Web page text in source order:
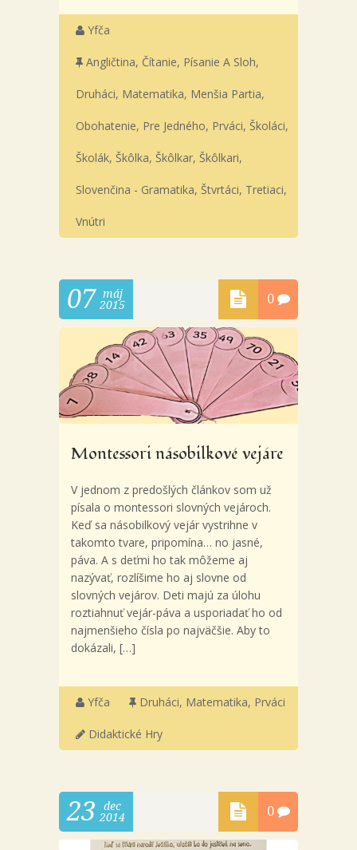
Yfča
Angličtina, Čítanie, Písanie A Sloh,
Druháci, Matematika, Menšia Partia,
Obohatenie, Pre Jedného, Prváci, Školáci,
Školák, Škôlka, Škôlkar, Škôlkari,
Slovenčina - Gramatika, Štvrtáci, Tretiaci,
Vnútri
07
máj
2015
0
Montessori násobilkové vejáre
V jednom z predošlých článkov som už
písala o montessori slovných vejároch.
Keď sa násobilkový vejár vystrihne v
takomto tvare, pripomína… no jasné,
páva. A s deťmi ho tak môžeme aj
nazývať, rozlíšime ho aj slovne od
slovných vejárov. Deti majú za úlohu
roztiahnuť vejár-páva a usporiadať ho od
najmenšieho čísla po najväčšie. Aby to
dokázali, […]
Yfča Druháci, Matematika, Prváci
Didaktické Hry
23
dec
2014
0